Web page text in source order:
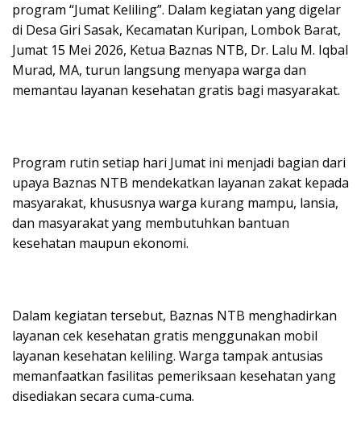
program “Jumat Keliling”. Dalam kegiatan yang digelar
di Desa Giri Sasak, Kecamatan Kuripan, Lombok Barat,
Jumat 15 Mei 2026, Ketua Baznas NTB, Dr. Lalu M. Iqbal
Murad, MA, turun langsung menyapa warga dan
memantau layanan kesehatan gratis bagi masyarakat.
Program rutin setiap hari Jumat ini menjadi bagian dari
upaya Baznas NTB mendekatkan layanan zakat kepada
masyarakat, khususnya warga kurang mampu, lansia,
dan masyarakat yang membutuhkan bantuan
kesehatan maupun ekonomi.
Dalam kegiatan tersebut, Baznas NTB menghadirkan
layanan cek kesehatan gratis menggunakan mobil
layanan kesehatan keliling. Warga tampak antusias
memanfaatkan fasilitas pemeriksaan kesehatan yang
disediakan secara cuma-cuma.